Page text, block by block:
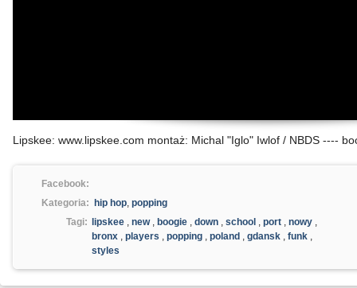
Lipskee: www.lipskee.com montaż: Michal "Iglo" Iwlof / NBDS ----
Facebook:
Kategoria:
hip hop, popping
Tagi:
lipskee , new, boogie , down , school , port , nowy ,
bronx , players , popping , poland , gdansk , funk ,
styles